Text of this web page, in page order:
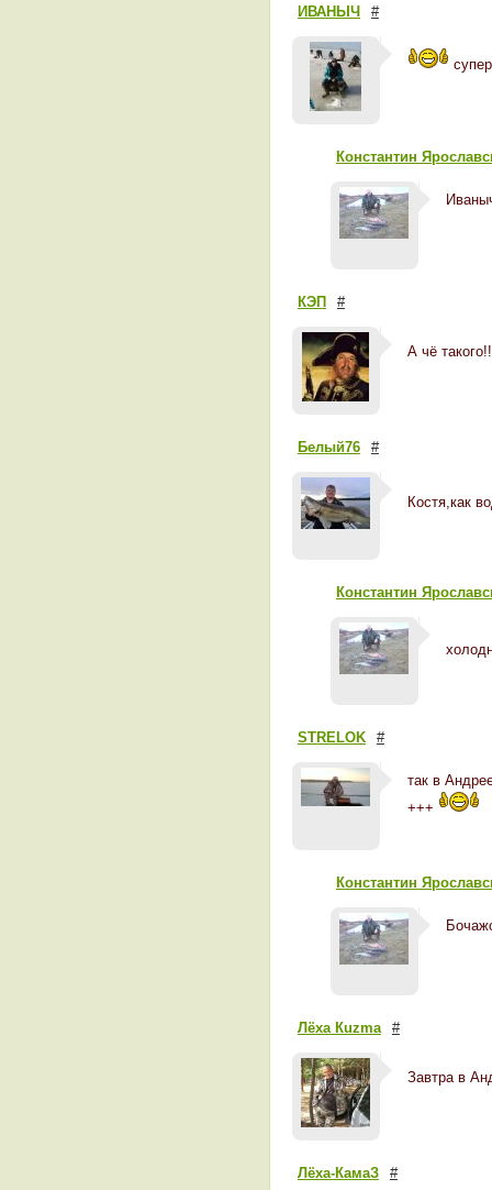
ИВАНЫЧ #
Константин
КЭП #
А чё
Белый76 #
Костя,как
Константин
STRELOK #
так в
+++
Константин
Лёха Кuzma #
Завтра в
Лёха-КамаЗ #